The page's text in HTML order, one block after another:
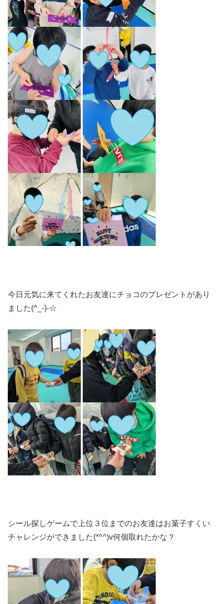
今日元気に来てくれたお友達にチョコのプレゼントがあり
ました(^_-)-☆
シール探しゲームで上位３位までのお友達はお菓子すくい
チャレンジができました(*^^)v何個取れたかな？